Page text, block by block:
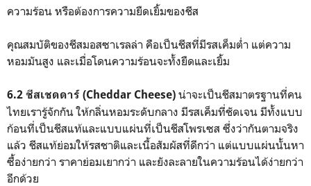
ความร้อน หรือต้องการความยืดเยิ้มของชีส
คุณสมบัติของชีสมอสซาเรลล่า คือเป็นชีสที่มีรสเค็มต่ำ แต่ความ
หอมมันสูง และเมื่อโดนความร้อนจะทั้งยืดและเยิ้ม
6.2 ชีสเชดดาร์ (Cheddar Cheese) น่าจะเป็นชีสมาตรฐานที่คน
ไทยเรารู้จักกัน ให้กลิ่นหอมระดับกลาง มีรสเค็มที่ชัดเจน มีทั้งแบบ
ก้อนที่เป็นชีสแท้และแบบแผ่นที่เป็นชีสโพรเซส ซึ่งว่ากันตามจริง
แล้ว ชีสแท้ย่อมให้รสชาติและเนื้อสัมผัสที่ดีกว่า แต่แบบแผ่นนั้นหา
ซื้อง่ายกว่า ราคาย่อมเยากว่า และยังละลายในความร้อนได้ง่ายกว่า
อีกด้วย